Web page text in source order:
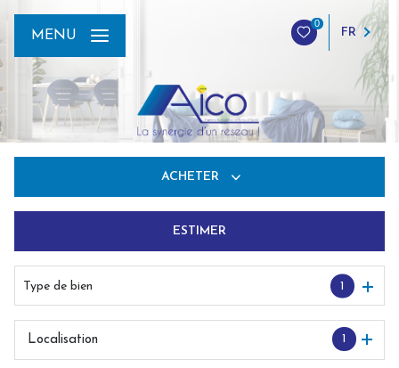
0
FR
MENU
ACHETER
De l'immo pro
ESTIMER
Type de bien 1
1
Localisation